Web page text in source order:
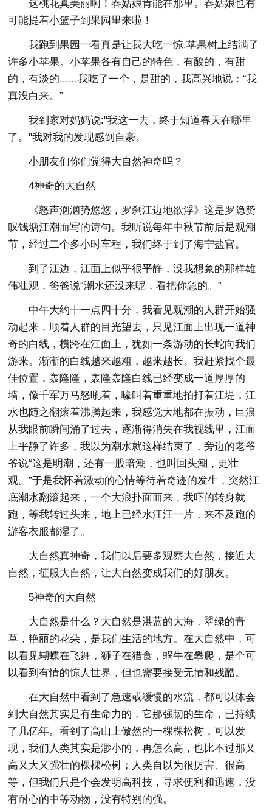
这桃花真美丽啊！春姑娘肯能在那里。春姑娘也有
可能提着小篮子到果园里来啦！
我跑到果园一看真是让我大吃一惊,苹果树上结满了
许多小苹果。小苹果各有自己的特色，有酸的，有甜
的，有淡的......我吃了一个，是甜的，我高兴地说：“我
真没白来。”
我到家对妈妈说:"我这一去，终于知道春天在哪里
了。"我对我的发现感到自豪。
小朋友们你们觉得大自然神奇吗？
4神奇的大自然
《怒声汹汹势悠悠，罗刹江边地欲浮》这是罗隐赞
叹钱塘江潮而写的诗句。我听说每年中秋节前后是观潮
节，经过二个多小时车程，我们终于到了海宁盐官。
到了江边，江面上似乎很平静，没我想象的那样雄
伟壮观，爸爸说“潮水还没来呢，看把你急的。”
中午大约十一点四十分，我看见观潮的人群开始骚
动起来，顺着人群的目光望去，只见江面上出现一道神
奇的白线，横跨在江面上，犹如一条游动的长蛇向我们
游来。渐渐的白线越来越粗，越来越长。我赶紧找个最
佳位置，轰隆隆，轰隆轰隆白线已经变成一道厚厚的
墙，像千军万马怒吼着，嚎叫着重重地拍打着江堤，江
水也随之翻滚着沸腾起来，我感觉大地都在振动，巨浪
从我眼前瞬间涌了过去，逐渐得消失在我视线里，江面
上平静了许多，我以为潮水就这样结束了，旁边的老爷
爷说“这是明潮，还有一股暗潮，也叫回头潮，更壮
观。”于是我怀着激动的心情等待着奇迹的发生，突然江
底潮水翻滚起来，一个大浪扑面而来，我吓的转身就
跑，等我转过头来，地上已经水汪汪一片，来不及跑的
游客衣服都湿了。
大自然真神奇，我们以后要多观察大自然，接近大
自然，征服大自然，让大自然变成我们的好朋友。
5神奇的大自然
大自然是什么？大自然是湛蓝的大海，翠绿的青
草，艳丽的花朵，是我们生活的地方。在大自然中，可
以看见蝴蝶在飞舞，狮子在猎食，蜗牛在攀爬，是个可
以看到有情的惊人世界，但也需要接受无情和残酷。
在大自然中看到了急速或缓慢的水流，都可以体会
到大自然其实是有生命力的，它那强韧的生命，已持续
了几亿年。看到了高山上傲然的一棵棵松树，可以发
现，我们人类其实是渺小的，再怎么高，也比不过那又
高又大又强壮的棵棵松树；人类自以为很厉害、很高
等，但我们只是个会发明高科技，寻求便利和迅速，没
有耐心的中等动物，没有特别的强。